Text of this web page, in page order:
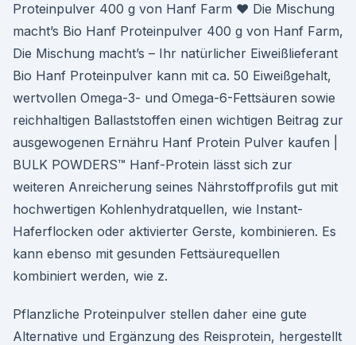
Proteinpulver 400 g von Hanf Farm ♥ Die Mischung
macht’s Bio Hanf Proteinpulver 400 g von Hanf Farm,
Die Mischung macht’s – Ihr natürlicher Eiweißlieferant
Bio Hanf Proteinpulver kann mit ca. 50 Eiweißgehalt,
wertvollen Omega-3- und Omega-6-Fettsäuren sowie
reichhaltigen Ballaststoffen einen wichtigen Beitrag zur
ausgewogenen Ernähru Hanf Protein Pulver kaufen |
BULK POWDERS™ Hanf-Protein lässt sich zur
weiteren Anreicherung seines Nährstoffprofils gut mit
hochwertigen Kohlenhydratquellen, wie Instant-
Haferflocken oder aktivierter Gerste, kombinieren. Es
kann ebenso mit gesunden Fettsäurequellen
kombiniert werden, wie z.
Pflanzliche Proteinpulver stellen daher eine gute
Alternative und Ergänzung des Reisprotein, hergestellt